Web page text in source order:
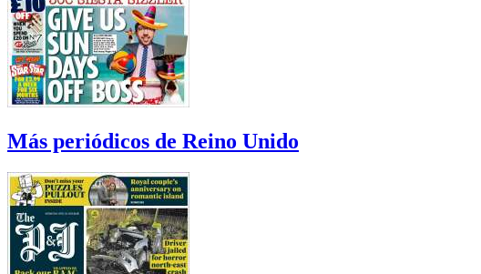
Más periódicos de Reino Unido